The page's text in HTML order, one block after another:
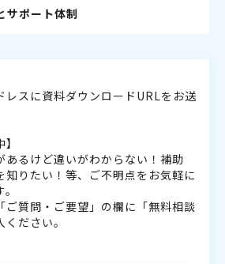
サポート体制
レスに資料ダウンロードURLをお送
あるけど違いがわからない！補助
知りたい！等、ご不明点をお気軽に
質問・ご要望」の欄に「無料相談
ださい。